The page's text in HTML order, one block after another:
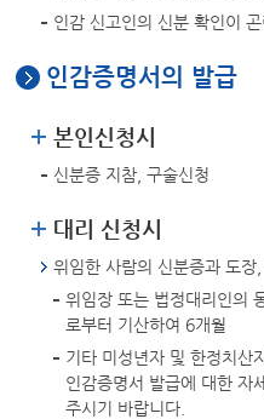
인감 신고인의 신분 확인이
인감증명서의 발급
본인신청시
신분증 지참, 구술신청
대리 신청시
위임한 사람의 신분증과 도
위임장 또는 법정대리인의
로부터 기산하여 6개월
기타 미성년자 및 한정치산
인감증명서 발급에 대한 자
주시기 바랍니다.